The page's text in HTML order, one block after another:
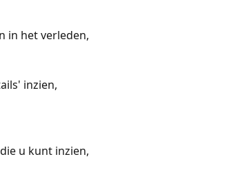
in het verleden,
inzien,
u kunt inzien,